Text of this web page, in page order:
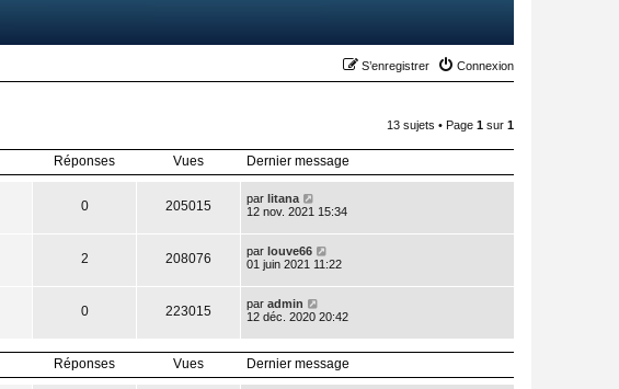
Connexion
S’enregistrer
13 sujets • Page 1 sur 1
Réponses Vues Dernier message
0 205015 par litana
12 nov. 2021 15:34
2 208076 par louve66
01 juin 2021 11:22
0 223015 par admin
12 déc. 2020 20:42
Réponses Vues Dernier message